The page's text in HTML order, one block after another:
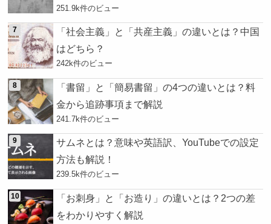
251.9k件のビュー
「社会主義」と「共産主義」の違いとは？中国
はどちら？
242k件のビュー
「書留」と「簡易書留」の4つの違いとは？料
金から追跡事項まで解説
241.7k件のビュー
サムネとは？意味や英語訳、YouTubeでの設定
方法も解説！
239.5k件のビュー
「お刺身」と「お造り」の違いとは？2つの差
をわかりやすく解説